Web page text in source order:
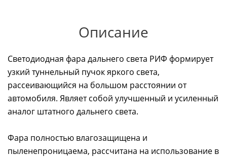
Описание
Светодиодная фара дальнего света РИФ формирует
узкий туннельный пучок яркого света,
рассеивающийся на большом расстоянии от
автомобиля. Являет собой улучшенный и усиленный
аналог штатного дальнего света.
Фара полностью влагозащищена и
пыленепроницаема, рассчитана на использование в